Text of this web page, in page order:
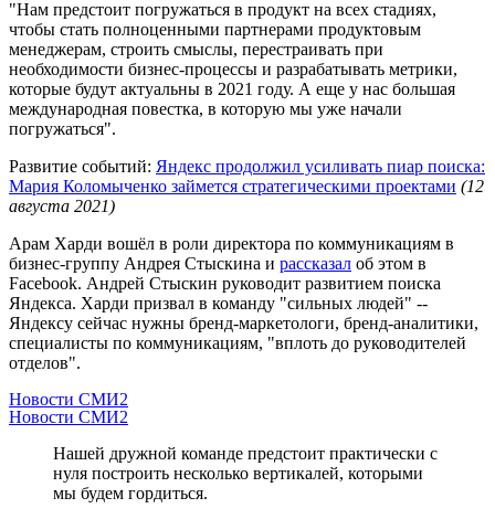
"Нам предстоит погружаться в продукт на всех стадиях,
чтобы стать полноценными партнерами продуктовым
менеджерам, строить смыслы, перестраивать при
необходимости бизнес-процессы и разрабатывать метрики,
которые будут актуальны в 2021 году. А еще у нас большая
международная повестка, в которую мы уже начали
погружаться".
Развитие событий: Яндекс продолжил усиливать пиар поиска:
Мария Коломыченко займется стратегическими проектами (12
августа 2021)
Арам Харди вошёл в роли директора по коммуникациям в
бизнес-группу Андрея Стыскина и рассказал об этом в
Facebook. Андрей Стыскин руководит развитием поиска
Яндекса. Харди призвал в команду "сильных людей" --
Яндексу сейчас нужны бренд-маркетологи, бренд-аналитики,
специалисты по коммуникациям, "вплоть до руководителей
отделов".
Новости СМИ2
Новости СМИ2
Нашей дружной команде предстоит практически с
нуля построить несколько вертикалей, которыми
мы будем гордиться.